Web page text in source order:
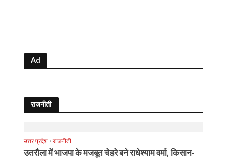
Ad
राजनीती
उत्तर प्रदेश • राजनीती
उतरौला में भाजपा के मजबूत चेहरे बने राधेश्याम वर्मा, किसान-